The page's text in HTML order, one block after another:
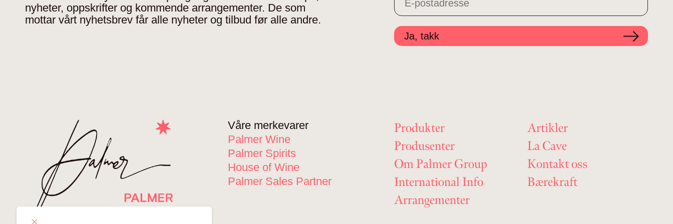
nyheter, oppskrifter og kommende arrangementer. De som
mottar vårt nyhetsbrev får alle nyheter og tilbud før alle andre.
Ja, takk
Våre merkevarer
Palmer Wine
Palmer Spirits
House of Wine
Palmer Sales Partner
Produkter
Produsenter
Om Palmer Group
International Info
Arrangementer
Artikler
La Cave
Kontakt oss
Bærekraft